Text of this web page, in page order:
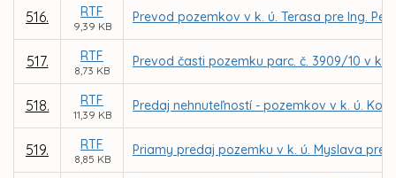
516. RTF
9,39 KB
Prevod pozemkov v k. ú. Terasa pre Ing.
517. RTF
8,73 KB
Prevod časti pozemku parc. č. 3909/10 v k.
518. RTF
11,39 KB
Predaj nehnuteľností - pozemkov v k. ú.
519. RTF
8,85 KB
Priamy predaj pozemku v k. ú. Myslava pre